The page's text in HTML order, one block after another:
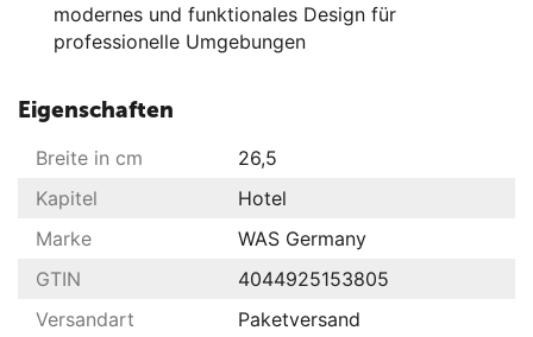
modernes und funktionales Design für
professionelle Umgebungen
Eigenschaften
Breite in cm
26,5
Kapitel
Hotel
Marke
WAS Germany
GTIN
4044925153805
Versandart
Paketversand